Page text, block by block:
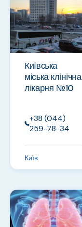
Київська
міська клінічна
лікарня №10
+38 (044)
259-78-34
Київ